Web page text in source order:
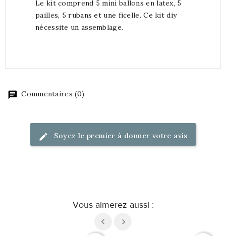
Le kit comprend 5 mini ballons en latex, 5
pailles, 5 rubans et une ficelle. Ce kit diy
nécessite un assemblage.
Commentaires (0)
Soyez le premier à donner votre avis
Vous aimerez aussi :